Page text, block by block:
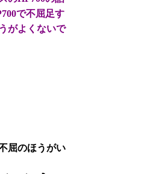
で不屈足す
がよくないで
屈のほうがい